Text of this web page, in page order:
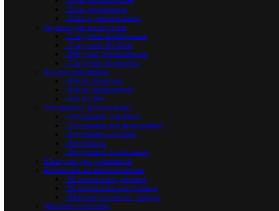
- Вазы деревянные
- Кашпо декоративные
Скульптуры и статуэтки
- Статуэтки фарфоровые
- Статуэтки De Rosa
- Фигурки декоративные
- Статуэтки из бронзы
Куклы сувенирные
- Куклы японские
- Куклы фарфоровые
- Куклы феи
Фоторамки, фотоальбомы
- Фоторамки семейные
- Фоторамки для фотографий
- Фоторамки коллажи
- Фотобоксы
- Фоторамки прикольные
Шкатулки для украшений
Колокольчики металлические
- Колокольчики дверные
- Колокольчики настольные
- Морские колокола - рынды
Морские сувениры